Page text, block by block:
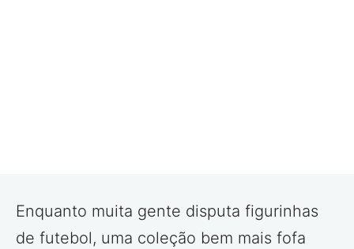
Enquanto muita gente disputa figurinhas
de futebol, uma coleção bem mais fofa